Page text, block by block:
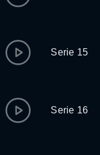
Serie 15
Serie 16